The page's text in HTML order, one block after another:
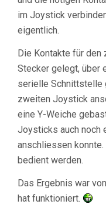
im Joystick
eigentlich.
Die Kontakte für den
Stecker gelegt, über
serielle Schnittstelle
zweiten Joystick
eine Y-Weiche
Joysticks auch noch
anschliessen
bedient werden.
Das Ergebnis war
hat funktioniert.